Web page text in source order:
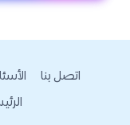
اتصل بنا